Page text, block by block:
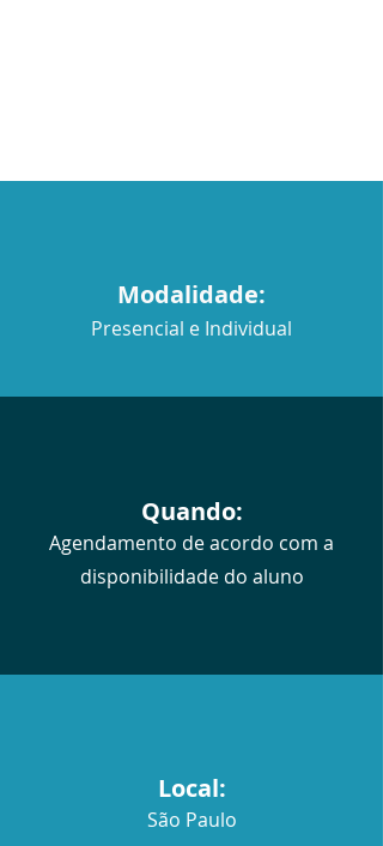
Modalidade:
Presencial e Individual
Quando:
Agendamento de acordo com a
disponibilidade do aluno
Local:
São Paulo